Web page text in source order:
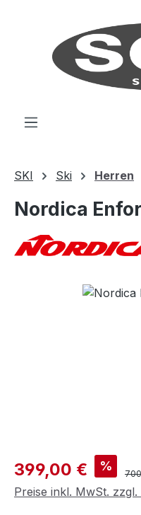
SKI Ski Herren
Nordica
Bildergalerie
Verkaufspreis:
399,00 € %
Preise inkl. MwSt.